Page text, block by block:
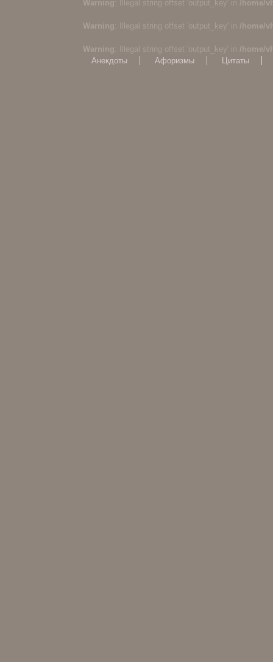
Warning : Illegal string offset 'output_key' in /home/
Warning : Illegal string offset 'output_key' in /home/
Warning : Illegal string offset 'output_key' in /home/
Анекдоты
Афоризмы Цитаты